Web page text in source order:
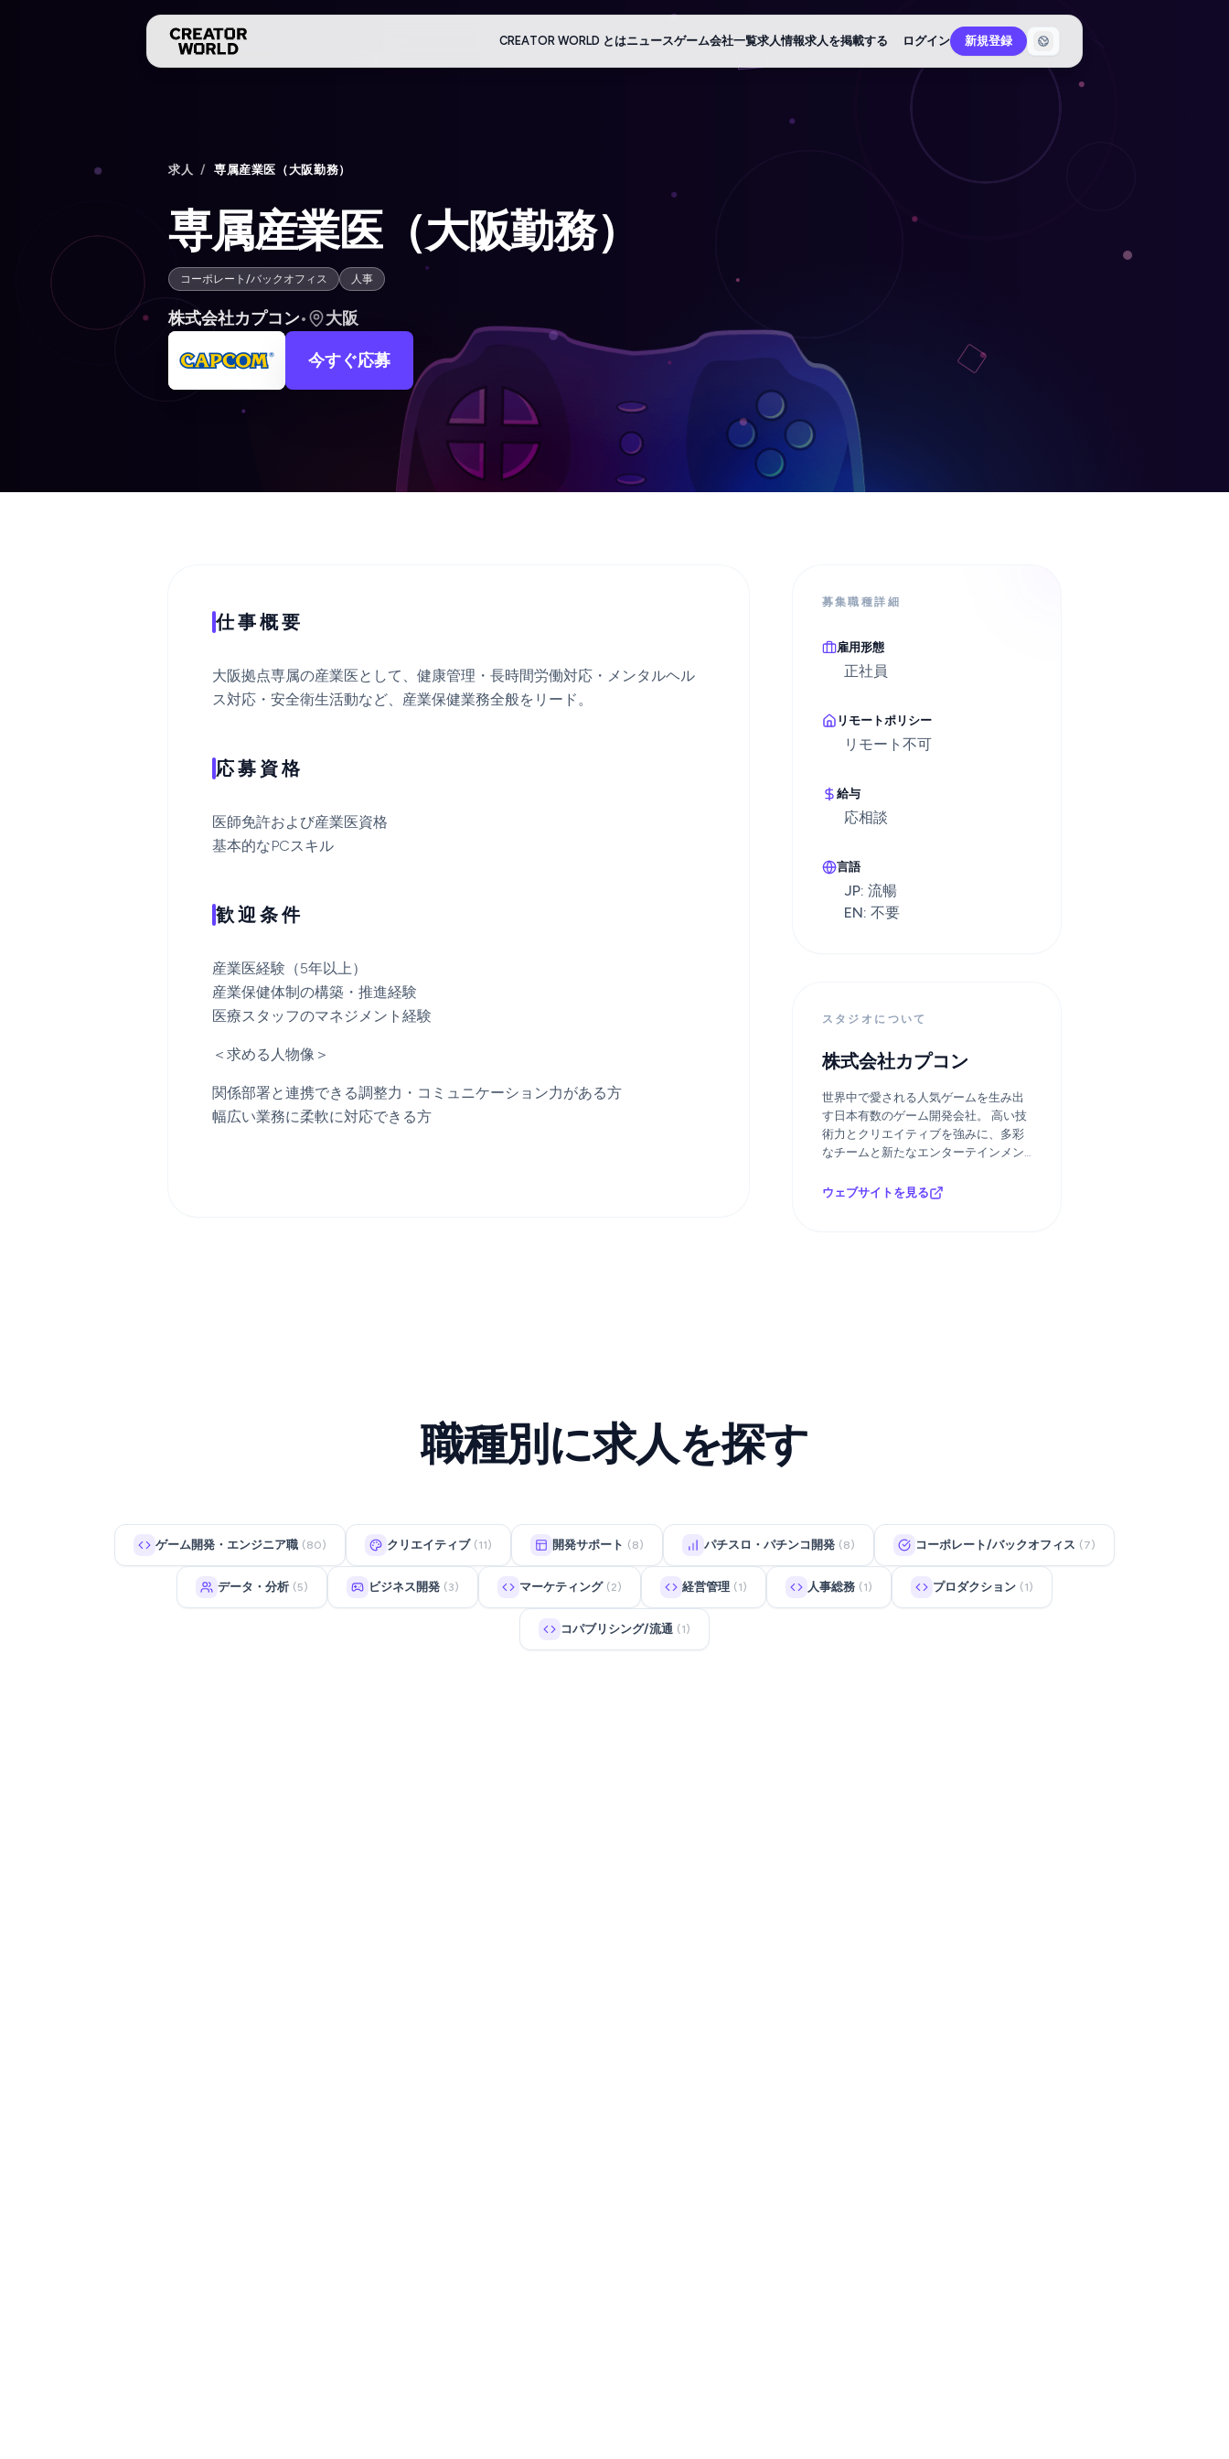
CREATOR WORLD とはニュースゲーム会社一覧求人情報求人を掲載する ログイン 新規登録
求人 / 専属産業医（大阪勤務）
専属産業医（大阪勤務）
コーポレート/バックオフィス 人事
株式会社カプコン• 大阪
今すぐ応募
仕事概要
大阪拠点専属の産業医として、健康管理・長時間労働対応・メンタルヘル
ス対応・安全衛生活動など、産業保健業務全般をリード。
応募資格
医師免許および産業医資格
基本的なPCスキル
歓迎条件
産業医経験（5年以上）
産業保健体制の構築・推進経験
医療スタッフのマネジメント経験
＜求める人物像＞
関係部署と連携できる調整力・コミュニケーション力がある方
幅広い業務に柔軟に対応できる方
募集職種詳細
雇用形態
正社員
リモートポリシー
リモート不可
給与
応相談
言語
JP: 流暢
EN: 不要
スタジオについて
株式会社カプコン
世界中で愛される人気ゲームを生み出
す日本有数のゲーム開発会社。 高い技
術力とクリエイティブを強みに、多彩
なチームと新たなエンターテインメン
ウェブサイトを見る
職種別に求人を探す
ゲーム開発・エンジニア職 (80) クリエイティブ (11) 開発サポート (8) パチスロ・パチンコ開発 (8) コーポレート/バックオフィス (7)
データ・分析 (5) ビジネス開発 (3) マーケティング (2) 経営管理 (1) 人事総務 (1) プロダクション (1)
コパブリシング/流通 (1)